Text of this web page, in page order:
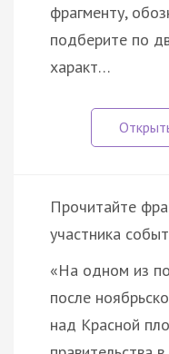
фрагменту,
подберите по
характ…
Прочитайте
участника
«На одном из
после
над Красной